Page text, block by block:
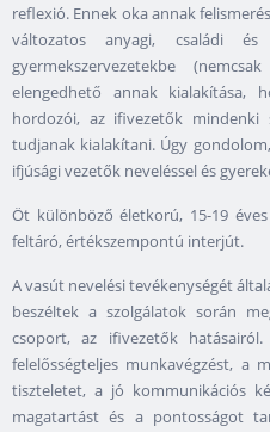
reflexió. Ennek oka annak
változatos anyagi, családi
gyermekszervezetekbe
elengedhető annak kialakítása,
hordozói, az ifivezetők mindenki
tudjanak kialakítani. Úgy
ifjúsági vezetők neveléssel és
Öt különböző életkorú, 15-19
feltáró, értékszempontú interjút.
A vasút nevelési tevékenységét
beszéltek a szolgálatok során
csoport, az ifivezetők
felelősségteljes munkavégzést, a
tiszteletet, a jó kommunikációs
magatartást és a pontosságot